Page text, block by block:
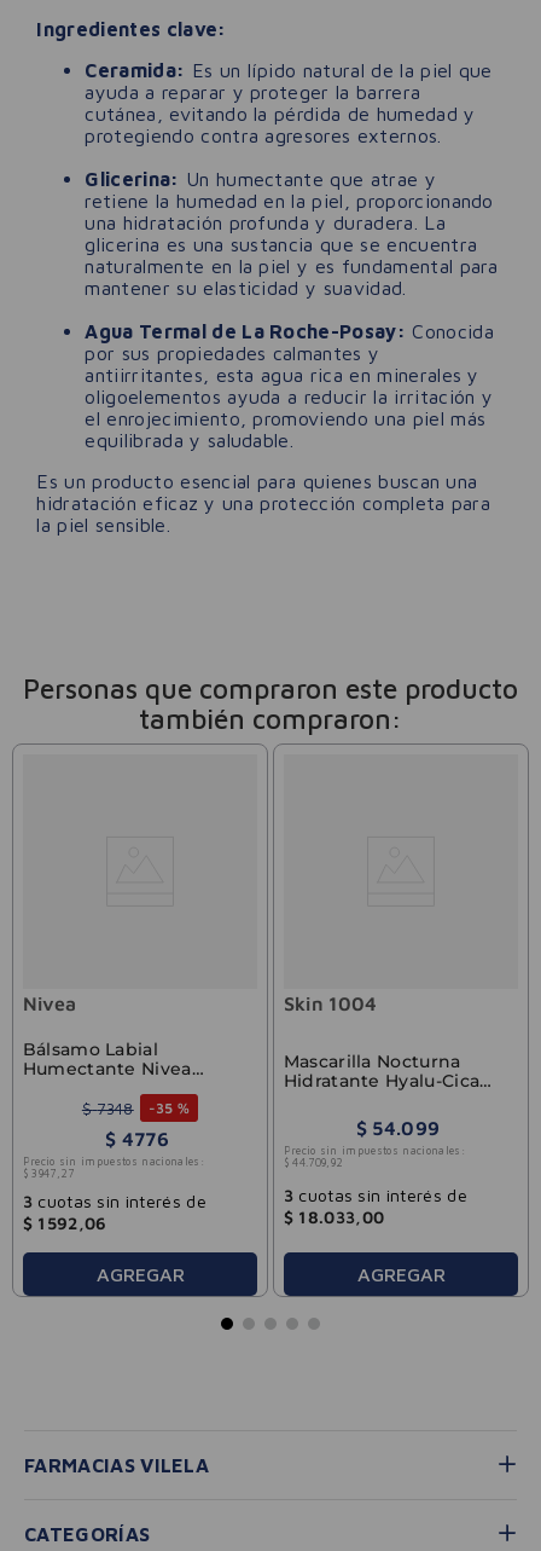
Ingredientes clave:
Ceramida: Es un lípido natural de la piel que
ayuda a reparar y proteger la barrera
cutánea, evitando la pérdida de humedad y
protegiendo contra agresores externos.
Glicerina: Un humectante que atrae y
retiene la humedad en la piel, proporcionando
una hidratación profunda y duradera. La
glicerina es una sustancia que se encuentra
naturalmente en la piel y es fundamental para
mantener su elasticidad y suavidad.
Agua Termal de La Roche-Posay: Conocida
por sus propiedades calmantes y
antiirritantes, esta agua rica en minerales y
oligoelementos ayuda a reducir la irritación y
el enrojecimiento, promoviendo una piel más
equilibrada y saludable.
Es un producto esencial para quienes buscan una
hidratación eficaz y una protección completa para
la piel sensible.
Personas que compraron este producto
también compraron:
Nivea
Bálsamo Labial
Humectante Nivea
$ 7348 -35 %
$ 4776
Precio sin impuestos nacionales:
$ 3947 , 27
3cuotas sin interés de
$ 1592 06
AGREGAR
Skin 1004
Mascarilla Nocturna
Hidratante Hyalu-Cica
$ 54.099
Precio sin impuestos nacionales:
$ 44.709, 92
3cuotas sin interés de
$ 18.033 00
AGREGAR
FARMACIAS VILELA
CATEGORÍAS